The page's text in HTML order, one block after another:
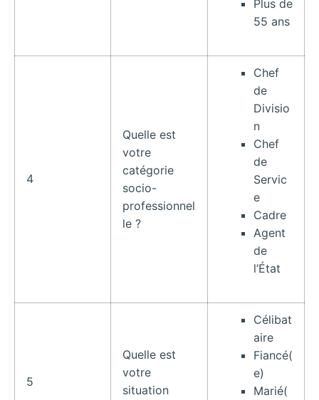
Plus de
55 ans
4
Quelle est
votre
catégorie
socio-
professionnel
le ?
Chef
de
Divisio
n
Chef
de
Servic
e
Cadre
Agent
de
l’État
5
Quelle est
votre
situation
Célibat
aire
Fiancé(
e)
Marié(